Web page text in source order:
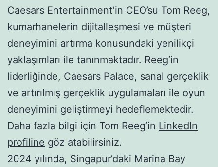
Caesars Entertainment’in CEO’su Tom Reeg,
kumarhanelerin dijitalleşmesi ve müşteri
deneyimini artırma konusundaki yenilikçi
yaklaşımları ile tanınmaktadır. Reeg’in
liderliğinde, Caesars Palace, sanal gerçeklik
ve artırılmış gerçeklik uygulamaları ile oyun
deneyimini geliştirmeyi hedeflemektedir.
Daha fazla bilgi için Tom Reeg’in LinkedIn
profiline göz atabilirsiniz.
2024 yılında, Singapur’daki Marina Bay